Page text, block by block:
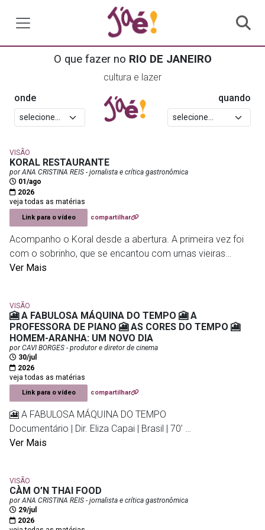
O que fazer no RIO DE JANEIRO
cultura e lazer
onde
quando
VISÃO
KORAL RESTAURANTE
por ANA CRISTINA REIS - jornalista e crítica gastronômica
01/ago
2026
veja todas as matérias
Link para o vídeo compartilhar
Acompanho o Koral desde a abertura. A primeira vez foi
com o sobrinho, que se encantou com umas vieiras
grelhadas; a segunda, com o neto, que teceu loas a um filé
Porque o restaurante do chef Pedro Coronha é assim:
agrada a um público amplo, graças a uma cozinha tão
saborosa quanto antenada, escoltada por serviço
competente e um ambiente acolhedor, que se divide entre
varanda e salão.
A vida pode ser boa nesta casa em Ipanema.
Koral Restaurante
🏆 Michelin Young Chef 2026 – @pedrocoronhaa
Bib Gourmand 2026 – @michelinguide
@koralrest
Ver Mais
VISÃO
🎦 A FABULOSA MÁQUINA DO TEMPO 🎦 A
PROFESSORA DE PIANO 🎦 AS CORES DO TEMPO 🎦
HOMEM-ARANHA: UM NOVO DIA
por CAVI BORGES - produtor e diretor de cinema
30/jul
2026
veja todas as matérias
Link para o vídeo compartilhar
🎦 A FABULOSA MÁQUINA DO TEMPO
Documentário | Dir. Eliza Capai | Brasil | 70’
▪️ Meninas do sertão do Piauí inventam uma máquina do
🎦 A PROFESSORA DE PIANO
Drama, Suspense | Dir. Michael Haneke | Alemanha, França
Ver Mais
VISÃO
CÀM O’N THAI FOOD
por ANA CRISTINA REIS - jornalista e crítica gastronômica
29/jul
2026